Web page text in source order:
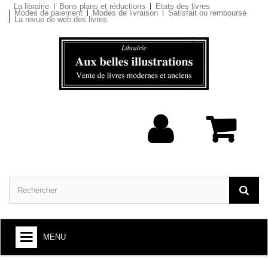
La librairie Bons plans et réductions Etats des livres
Modes de paiement Modes de livraison Satisfait ou remboursé
La revue de web des livres
MENU